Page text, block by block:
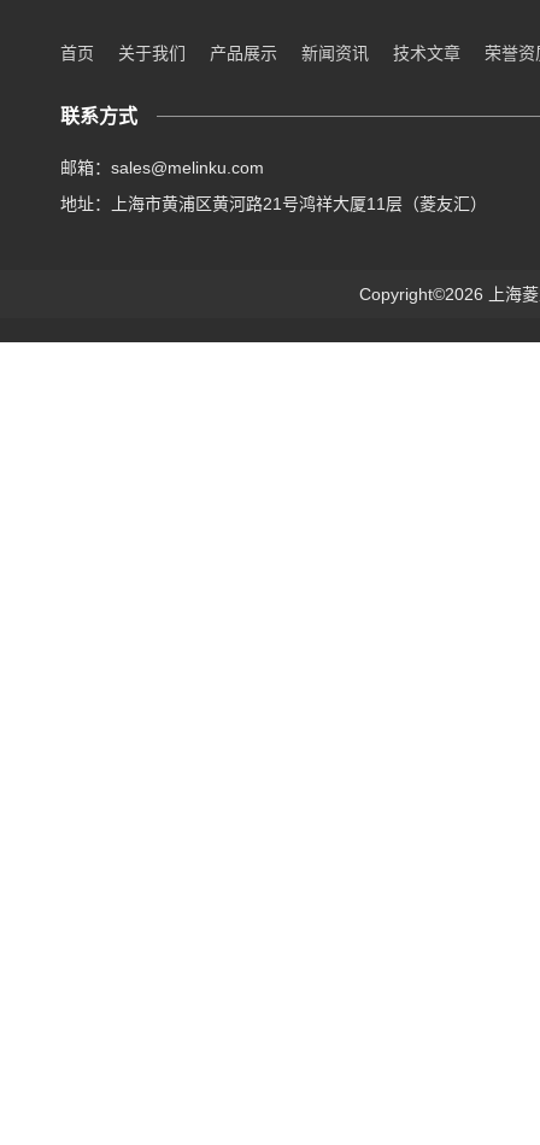
首页 关于我们 产品展示 新闻资讯 技术文章 荣誉资
联系方式
邮箱：sales@melinku.com
地址：上海市黄浦区黄河路21号鸿祥大厦11层（菱友汇）
Copyright©2026 上海